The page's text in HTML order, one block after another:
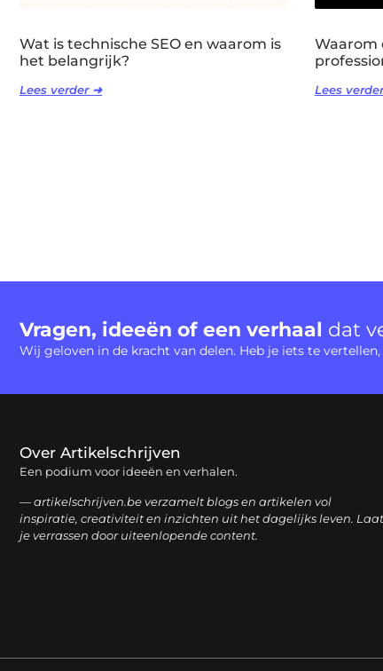
Wat is technische SEO en waarom is
het belangrijk?
Lees verder ➜
Waarom
Lees
Vragen, ideeën of een verhaal dat
Wij geloven in de kracht van delen. Heb je iets te
Over Artikelschrijven
Een podium voor ideeën en verhalen.
— artikelschrijven.be verzamelt blogs en artikelen vol
inspiratie, creativiteit en inzichten uit het dagelijks leven. Laat
je verrassen door uiteenlopende content.